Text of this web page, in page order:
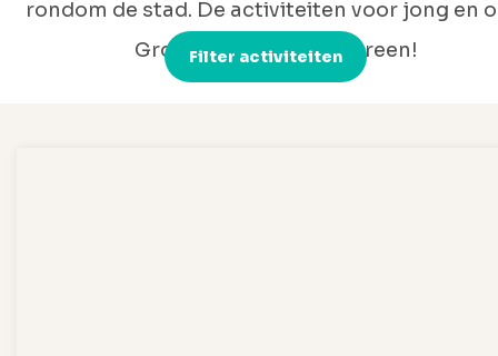
rondom de stad. De activiteiten voor jong en
Groningen is voor iedereen!
Filter activiteiten